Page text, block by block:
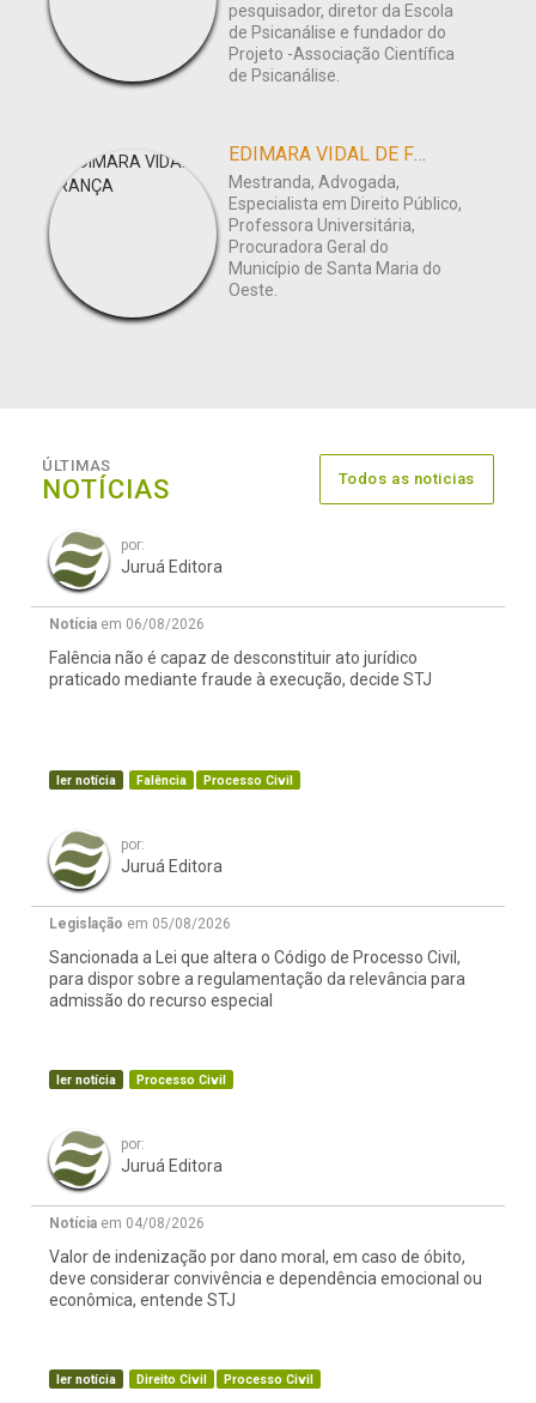
pesquisador, diretor da Escola
de Psicanálise e fundador do
Projeto -Associação Científica
de Psicanálise.
EDIMARA VIDAL DE FRANÇA
Mestranda, Advogada,
Especialista em Direito Público,
Professora Universitária,
Procuradora Geral do
Município de Santa Maria do
Oeste.
ÚLTIMAS
NOTÍCIAS Todos as noticias
por:
Juruá Editora
Notícia em 06/08/2026
Falência não é capaz de desconstituir ato jurídico
praticado mediante fraude à execução, decide STJ
ler notícia Falência Processo Civil
por:
Juruá Editora
Legislação em 05/08/2026
Sancionada a Lei que altera o Código de Processo Civil,
para dispor sobre a regulamentação da relevância para
admissão do recurso especial
ler notícia Processo Civil
por:
Juruá Editora
Notícia em 04/08/2026
Valor de indenização por dano moral, em caso de óbito,
deve considerar convivência e dependência emocional ou
econômica, entende STJ
ler notícia Direito Civil Processo Civil